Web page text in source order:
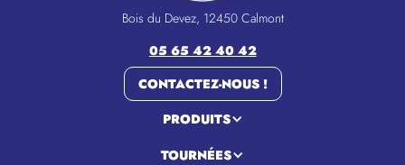
Bois du Devez, 12450 Calmont
05 65 42 40 42
CONTACTEZ-NOUS !
PRODUITS
TOURNÉES